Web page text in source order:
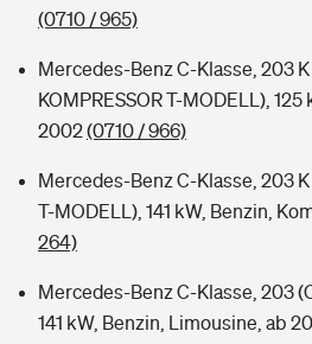
(0710 / 965)
Mercedes-Benz C-Klasse, 203 K
KOMPRESSOR T-MODELL),
2002(0710 / 966)
Mercedes-Benz C-Klasse, 203 K
T-MODELL), 141 kW, Benzin,
264)
Mercedes-Benz C-Klasse, 203
141 kW, Benzin, Limousine, ab